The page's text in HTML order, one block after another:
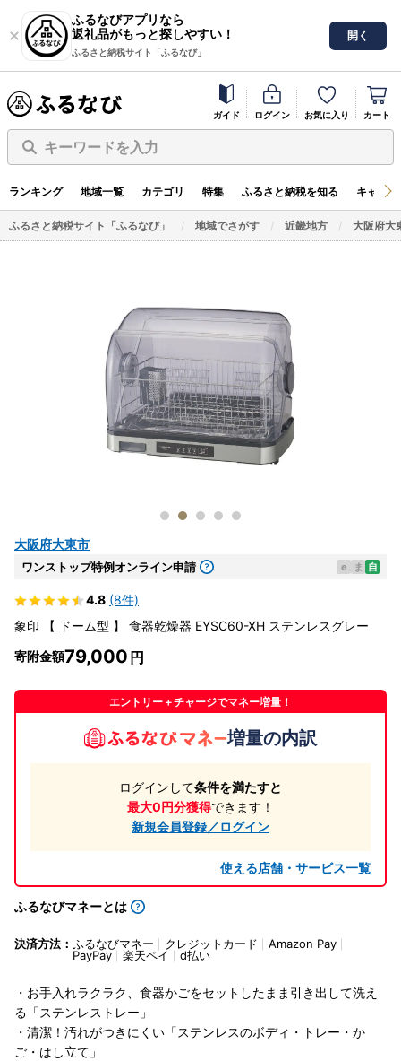
ふるなびアプリなら
返礼品がもっと探しやすい！
ふるさと納税サイト「ふるなび」
開く
ガイド ログイン お気に入り カート
キーワードを入力
ランキング 地域一覧 カテゴリ 特集 ふるさと納税を知る キャン
ふるさと納税サイト「ふるなび」 地域でさがす 近畿地方 大阪府大
大阪府大東市
ワンストップ特例オンライン申請 e ま 自
4.8 (8件)
象印 【 ドーム型 】 食器乾燥器 EYSC60-XH ステンレスグレー
寄附金額79,000
エントリー＋チャージでマネー増量！
増量の内訳
ログインして条件を満たすと
最大0円分獲得できます！
新規会員登録／ログイン
使える店舗・サービス一覧
ふるなびマネーとは
決済方法： ふるなびマネー クレジットカード
Amazon Pay
PayPay
楽天ペイ d払い
・お手入れラクラク、食器かごをセットしたまま引き出して洗え
る「ステンレストレー」
・清潔！汚れがつきにくい「ステンレスのボディ・トレー・か
ご・はし立て」